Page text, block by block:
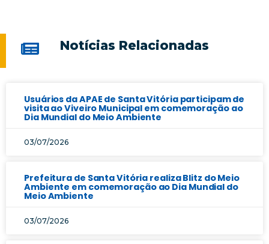
Notícias Relacionadas
Usuários da APAE de Santa Vitória participam de
visita ao Viveiro Municipal em comemoração ao
Dia Mundial do Meio Ambiente
03/07/2026
Prefeitura de Santa Vitória realiza Blitz do Meio
Ambiente em comemoração ao Dia Mundial do
Meio Ambiente
03/07/2026